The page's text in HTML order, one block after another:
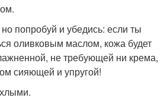
попробуй и убедись: если ты
оливковым маслом, кожа будет
не требующей ни крема,
сияющей и упругой!